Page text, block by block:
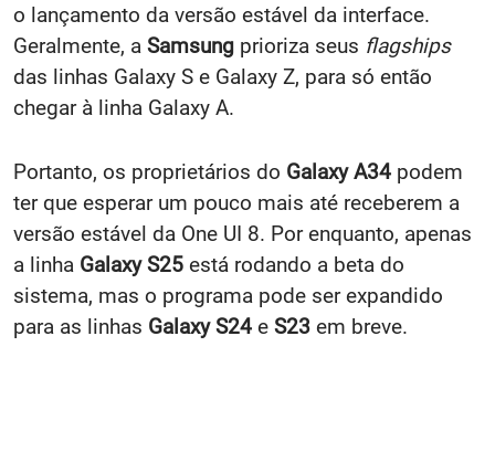
o lançamento da versão estável da interface.
Geralmente, a Samsung prioriza seus flagships
das linhas Galaxy S e Galaxy Z, para só então
chegar à linha Galaxy A.
Portanto, os proprietários do Galaxy A34 podem
ter que esperar um pouco mais até receberem a
versão estável da One UI 8. Por enquanto, apenas
a linha Galaxy S25 está rodando a beta do
sistema, mas o programa pode ser expandido
para as linhas Galaxy S24 e S23 em breve.